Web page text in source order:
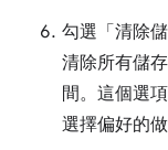
勾選「清除儲
清除所有儲
間。這個選
選擇偏好的做